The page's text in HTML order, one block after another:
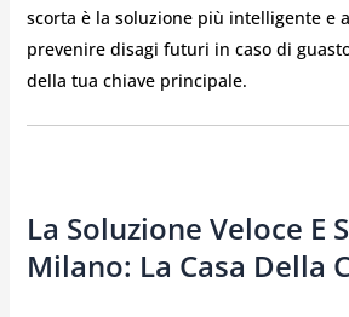
scorta è la soluzione più intelligente e
prevenire disagi futuri in caso di
della tua chiave principale.
La Soluzione Veloce E
Milano: La Casa Della